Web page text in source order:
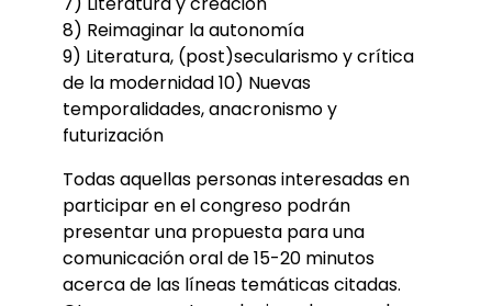
8) Reimaginar la autonomía
9) Literatura, (post)secularismo y crítica
de la modernidad 10) Nuevas
temporalidades, anacronismo y
futurización
Todas aquellas personas interesadas en
participar en el congreso podrán
presentar una propuesta para una
comunicación oral de 15-20 minutos
acerca de las líneas temáticas citadas.